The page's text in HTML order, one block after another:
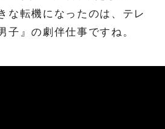
な転機になったのは、テレ
子』の劇伴仕事ですね。